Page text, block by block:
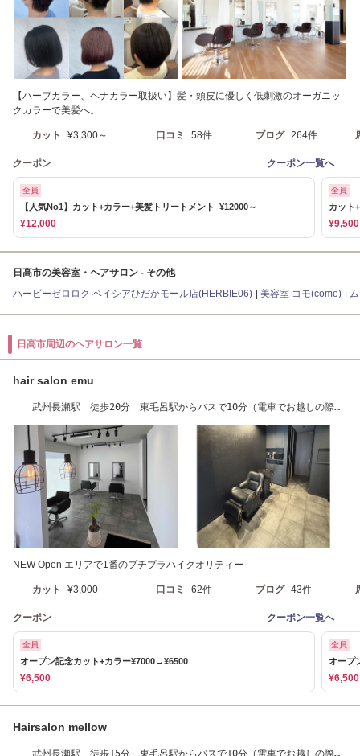
【ハーブカラー、ヘナカラー取扱い】髪・頭皮に優しく低刺激のオーガニッ
クカラーで美髪へ。
カット ¥3,300～ 口コミ 58件 ブログ 264件
クーポン クーポン一覧へ
全員
【人気No1】カット+カラー+美髪トリートメント ¥12000～
¥12,000
全員
カット
¥9,500
日高市の美容室・ヘアサロン - その他
ハービーゼロロク ベイシアひだかモール店(HERBIE06)
美容室 コモ(como)
日高市周辺のヘアサロン一覧
hair salon emu
武州長瀬駅 徒歩20分 東毛呂駅からバスで10分（電車でお越しの際は
NEW Open エリアで1番のプチプラハイクオリティー
カット ¥3,000 口コミ 62件 ブログ 43件
クーポン クーポン一覧へ
全員
オープン記念カット+カラー¥7000→¥6500
¥6,500
全員
オープ
¥6,500
Hairsalon mellow
武州長瀬駅 徒歩15分 東毛呂駅からバスで10分（電車でお越しの際は